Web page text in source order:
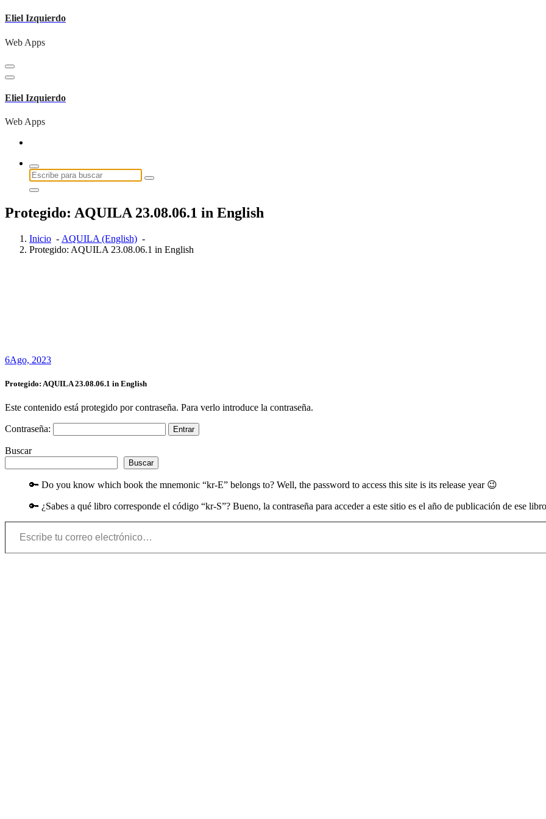
Saltar
contenido
Eliel Izquierdo
Web Apps
Eliel Izquierdo
Web Apps
Buscar:
Protegido: AQUILA 23.08.06.1 in English
Inicio - AQUILA (English) -
Protegido: AQUILA 23.08.06.1 in English
6Ago, 2023
Protegido: AQUILA 23.08.06.1 in English
Este contenido está protegido por contraseña. Para verlo introduce la contraseña.
Contraseña:
Buscar
Buscar
🔑 Do you know which book the mnemonic “kr-E” belongs to? Well, the password to access this site is its release year 😉
🔑 ¿Sabes a qué libro corresponde el código “kr-S”? Bueno, la contraseña para acceder a este sitio es el año de publicación de ese
Escribe tu correo electrónico…